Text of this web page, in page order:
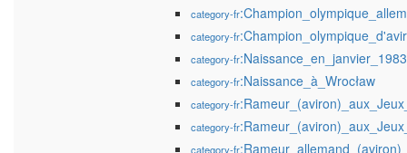
category-fr
category-fr
category-fr:Naissance_en_janvier_1983
category-fr:Naissance_à_Wrocław
category-fr
category-fr
category-fr:Rameur_allemand_(aviron)